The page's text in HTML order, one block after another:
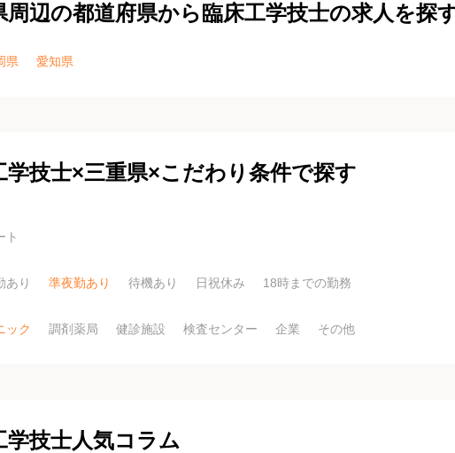
周辺の都道府県から臨床工学技士の求人を探
県 愛知県
学技士×三重県×こだわり条件で探す
ト
あり 準夜勤あり 待機あり 日祝休み 18時までの勤務
ック 調剤薬局 健診施設 検査センター 企業 その他
学技士人気コラム